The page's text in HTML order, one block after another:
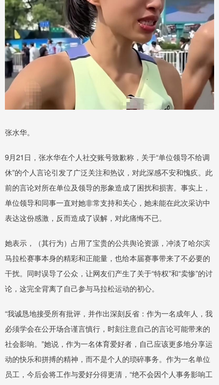
张水华。
9月21日，张水华在个人社交账号致歉称，关于“单位领导不给调
休”的个人言论引发了广泛关注和热议，对此深感不安和愧疚。此
前的言论对所在单位及领导的形象造成了困扰和损害。事实上，
单位领导和同事一直对她非常支持和关心，她未能在此次采访中
表达这份感激，反而造成了误解，对此痛悔不已。
她表示，（其行为）占用了宝贵的公共舆论资源，冲淡了哈尔滨
马拉松赛事本身的精彩和正能量，也给本届赛事带来了不必要的
干扰。同时误导了公众，让网友们产生了关于“特权”和“卖惨”的讨
论，这完全背离了自己参与马拉松运动的初心。
“我诚恳地接受所有批评，并作出深刻反省：作为一名成年人，我
必须学会在公开场合谨言慎行，时刻注意自己的言论可能带来的
社会影响。”她说，作为一名体育爱好者，自己应该更多地分享运
动的快乐和拼搏的精神，而不是个人的琐碎事务。作为一名单位
员工，今后会将工作与爱好分得更清，“绝不会因个人事务影响工